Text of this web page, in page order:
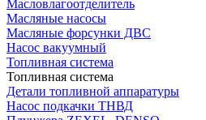
Масловлагоотделитель
Масляные насосы
Масляные форсунки ДВС
Насос вакуумный
Топливная система
Топливная система
Детали топливной аппаратуры
Насос подкачки ТНВД